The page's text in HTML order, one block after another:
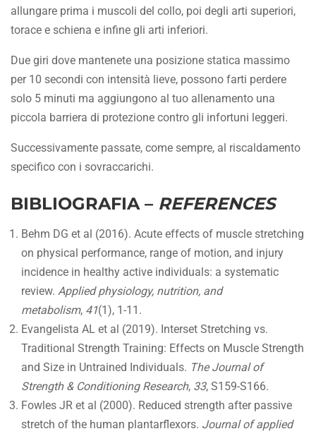
allungare prima i muscoli del collo, poi degli arti superiori,
torace e schiena e infine gli arti inferiori.
Due giri dove mantenete una posizione statica massimo
per 10 secondi con intensità lieve, possono farti perdere
solo 5 minuti ma aggiungono al tuo allenamento una
piccola barriera di protezione contro gli infortuni leggeri.
Successivamente passate, come sempre, al riscaldamento
specifico con i sovraccarichi.
BIBLIOGRAFIA – REFERENCES
Behm DG et al (2016). Acute effects of muscle stretching
on physical performance, range of motion, and injury
incidence in healthy active individuals: a systematic
review. Applied physiology, nutrition, and
metabolism, 41(1), 1-11.
Evangelista AL et al (2019). Interset Stretching vs.
Traditional Strength Training: Effects on Muscle Strength
and Size in Untrained Individuals. The Journal of
Strength & Conditioning Research, 33, S159-S166.
Fowles JR et al (2000). Reduced strength after passive
stretch of the human plantarflexors. Journal of applied